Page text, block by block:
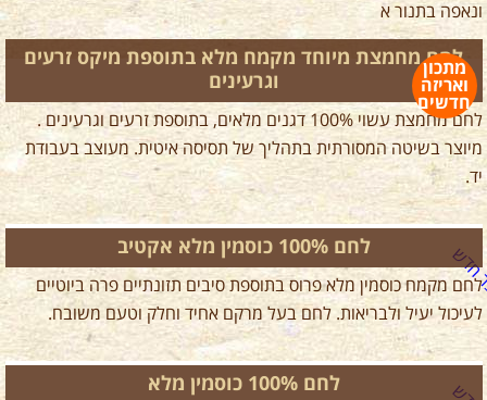
ונאפה בתנור א
מתכון
ואריזה
חדשים
לחם מחמצת מיוחד מקמח מלא בתוספת מיקס זרעים
וגרעינים
לחם מחמצת עשוי 100% דגנים מלאים, בתוספת זרעים וגרעינים .
מיוצר בשיטה המסורתית בתהליך של תסיסה איטית. מעוצב בעבודת
יד.
לחם 100% כוסמין מלא אקטיב
לחם מקמח כוסמין מלא פרוס בתוספת סיבים תזונתיים פרה ביוטיים
לעיכול יעיל ולבריאות. לחם בעל מרקם אחיד וחלק וטעם משובח.
לחם 100% כוסמין מלא